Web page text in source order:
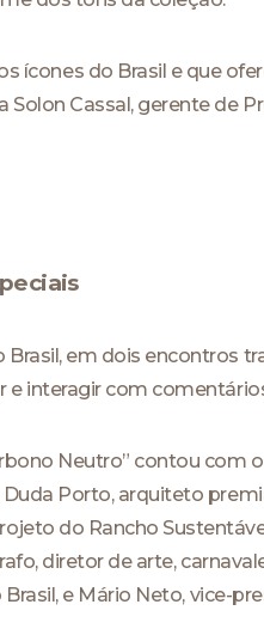
ícones do Brasil e que
Cassal, gerente de
Brasil, em dois encontros
e interagir com
Neutro” contou com
Porto, arquiteto
do Rancho
diretor de arte,
e Mário Neto, vice-